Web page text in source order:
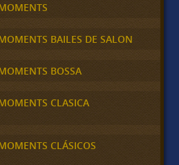
BAILES DE SALON
BOSSA
CLASICA
CLÁSICOS